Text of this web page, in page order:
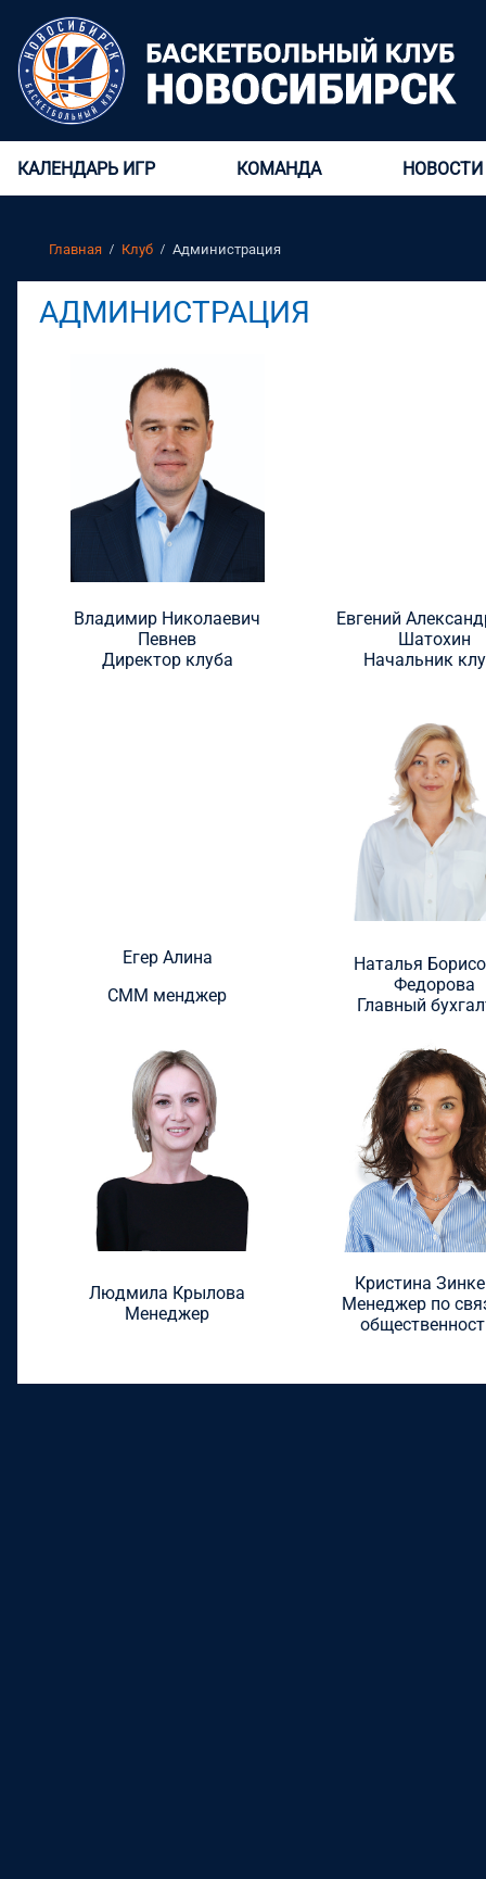
КАЛЕНДАРЬ ИГР КОМАНДА НОВОСТИ
Главная Клуб Администрация
АДМИНИСТРАЦИЯ
Владимир Николаевич
Певнев
Директор клуба
Евгений
Шатохин
Начальник
Егер Алина
СММ менджер
Наталья
Федорова
Главный
Людмила Крылова
Менеджер
Кристина
Менеджер по